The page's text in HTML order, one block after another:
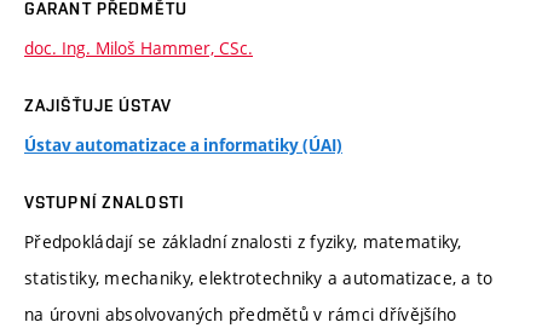
GARANT PŘEDMĚTU
doc. Ing. Miloš Hammer, CSc.
ZAJIŠŤUJE ÚSTAV
Ústav automatizace a informatiky (ÚAI)
VSTUPNÍ ZNALOSTI
Předpokládají se základní znalosti z fyziky, matematiky,
statistiky, mechaniky, elektrotechniky a automatizace, a to
na úrovni absolvovaných předmětů v rámci dřívějšího